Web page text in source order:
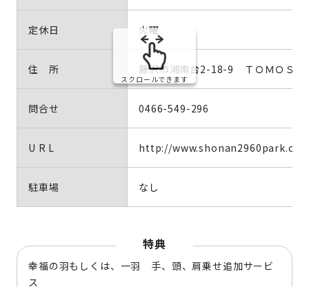
定休日 火曜
住 所 藤沢市湘南台2-18-9 ＴＯＭＯＳ湘
問合せ 0466-549-296
U R L http://
駐車場 なし
スクロールできます
特典
幸福の羽もしくは、一羽 手、頭、肩乗せ追加サービ
ス